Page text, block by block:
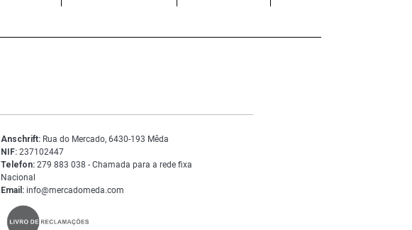
Anschrift:Rua do Mercado, 6430-193 Mêda
NIF:237102447
Telefon:279 883 038 - Chamada para a rede fixa
Nacional
Email:info@mercadomeda.com